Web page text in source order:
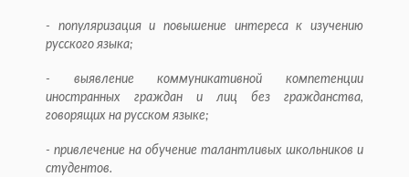
- популяризация и повышение интереса к изучению
русского языка;
- выявление коммуникативной компетенции
иностранных граждан и лиц без гражданства,
говорящих на русском языке;
- привлечение на обучение талантливых школьников и
студентов.